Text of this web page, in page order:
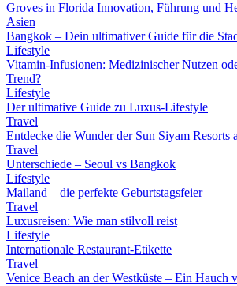
Groves in Florida Innovation, Führung und
Asien
Bangkok – Dein ultimativer Guide für die
Lifestyle
Vitamin-Infusionen: Medizinischer Nutzen
Trend?
Lifestyle
Der ultimative Guide zu Luxus-Lifestyle
Travel
Entdecke die Wunder der Sun Siyam Resorts
Travel
Unterschiede – Seoul vs Bangkok
Lifestyle
Mailand – die perfekte Geburtstagsfeier
Travel
Luxusreisen: Wie man stilvoll reist
Lifestyle
Internationale Restaurant-Etikette
Travel
Venice Beach an der Westküste – Ein Hauch